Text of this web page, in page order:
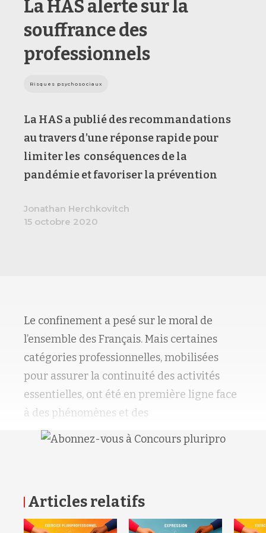
La HAS alerte sur la
souffrance des
professionnels
Risques psychosociaux
La HAS a publié des recommandations
au travers d’une réponse rapide pour
limiter les conséquences de la
pandémie et favoriser la prévention
Jonathan Herchkovitch
15 octobre 2020
Le confinement a pesé sur le moral de
l’ensemble des Français. Mais certaines
catégories professionnelles, mobilisées
pour assurer la continuité des activités
essentielles, ont été en première ligne face
à des phénomènes et des
Articles relatifs